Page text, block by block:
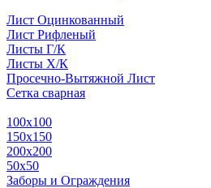
Лист Оцинкованный
Лист Рифленый
Листы Г/К
Листы Х/К
Просечно-Вытяжной Лист
Сетка сварная
100х100
150х150
200х200
50х50
Заборы и Ограждения